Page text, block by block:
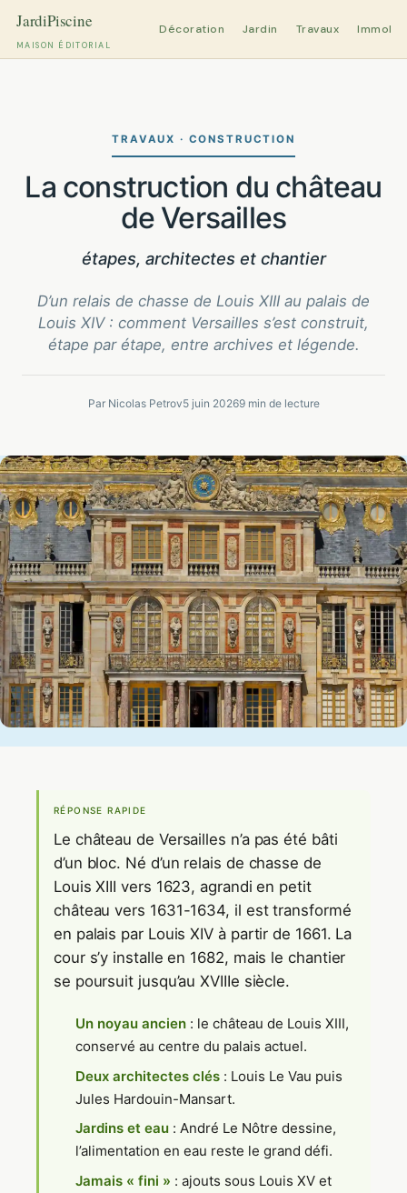
MAISON ÉDITORIAL
Décoration Jardin Travaux
TRAVAUX · CONSTRUCTION
La construction du château
de Versailles
étapes, architectes et chantier
D’un relais de chasse de Louis XIII au palais de
Louis XIV : comment Versailles s’est construit,
étape par étape, entre archives et légende.
Par Nicolas Petrov5 juin 20269 min de lecture
RÉPONSE RAPIDE
Le château de Versailles n’a pas été bâti
d’un bloc. Né d’un relais de chasse de
Louis XIII vers 1623, agrandi en petit
château vers 1631-1634, il est transformé
en palais par Louis XIV à partir de 1661. La
cour s’y installe en 1682, mais le chantier
se poursuit jusqu’au XVIIIe siècle.
Un noyau ancien : le château de Louis XIII,
conservé au centre du palais actuel.
Deux architectes clés : Louis Le Vau puis
Jules Hardouin-Mansart.
Jardins et eau : André Le Nôtre dessine,
l’alimentation en eau reste le grand défi.
Jamais « fini » : ajouts sous Louis XV et